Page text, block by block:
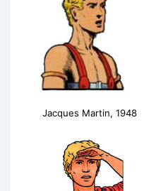
Jacques Martin, 1948